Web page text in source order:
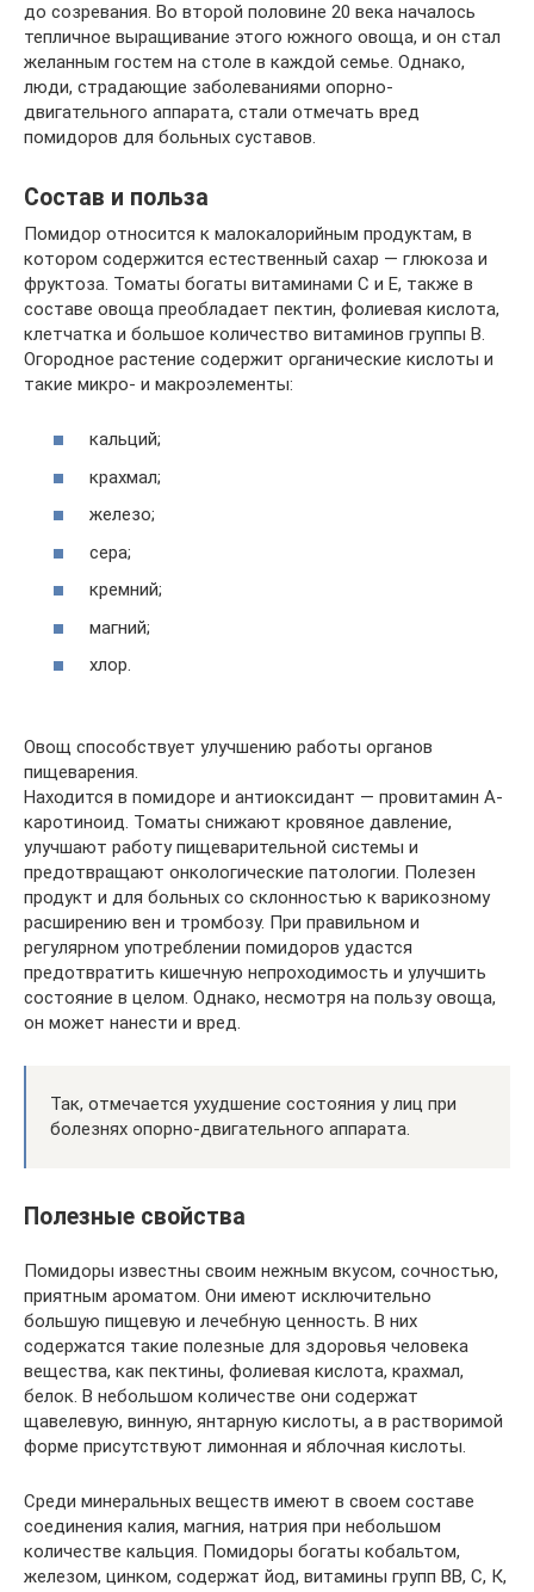
до созревания. Во второй половине 20 века началось
тепличное выращивание этого южного овоща, и он стал
желанным гостем на столе в каждой семье. Однако,
люди, страдающие заболеваниями опорно-
двигательного аппарата, стали отмечать вред
помидоров для больных суставов.
Состав и польза
Помидор относится к малокалорийным продуктам, в
котором содержится естественный сахар — глюкоза и
фруктоза. Томаты богаты витаминами С и Е, также в
составе овоща преобладает пектин, фолиевая кислота,
клетчатка и большое количество витаминов группы В.
Огородное растение содержит органические кислоты и
такие микро- и макроэлементы:
кальций;
крахмал;
железо;
сера;
кремний;
магний;
хлор.
Овощ способствует улучшению работы органов
пищеварения.
Находится в помидоре и антиоксидант — провитамин А-
каротиноид. Томаты снижают кровяное давление,
улучшают работу пищеварительной системы и
предотвращают онкологические патологии. Полезен
продукт и для больных со склонностью к варикозному
расширению вен и тромбозу. При правильном и
регулярном употреблении помидоров удастся
предотвратить кишечную непроходимость и улучшить
состояние в целом. Однако, несмотря на пользу овоща,
он может нанести и вред.
Так, отмечается ухудшение состояния у лиц при
болезнях опорно-двигательного аппарата.
Полезные свойства
Помидоры известны своим нежным вкусом, сочностью,
приятным ароматом. Они имеют исключительно
большую пищевую и лечебную ценность. В них
содержатся такие полезные для здоровья человека
вещества, как пектины, фолиевая кислота, крахмал,
белок. В небольшом количестве они содержат
щавелевую, винную, янтарную кислоты, а в растворимой
форме присутствуют лимонная и яблочная кислоты.
Среди минеральных веществ имеют в своем составе
соединения калия, магния, натрия при небольшом
количестве кальция. Помидоры богаты кобальтом,
железом, цинком, содержат йод, витамины групп ВВ, С, К,